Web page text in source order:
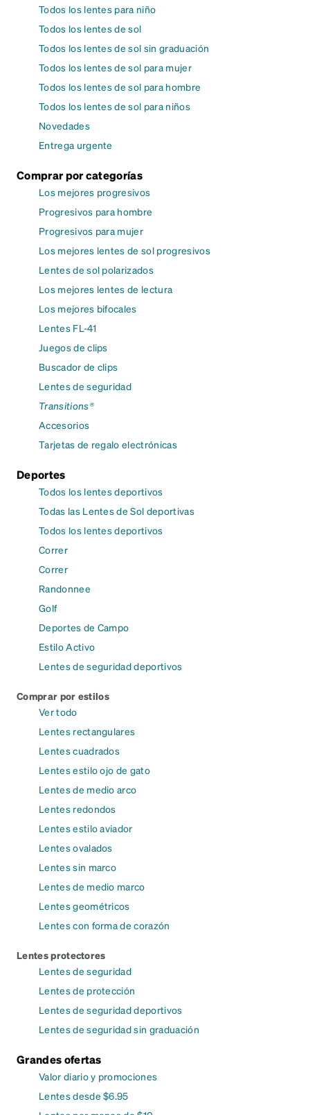
Todos los lentes para niño
Todos los lentes de sol
Todos los lentes de sol sin graduación
Todos los lentes de sol para mujer
Todos los lentes de sol para hombre
Todos los lentes de sol para niños
Novedades
Entrega urgente
Comprar por categorías
Los mejores progresivos
Progresivos para hombre
Progresivos para mujer
Los mejores lentes de sol progresivos
Lentes de sol polarizados
Los mejores lentes de lectura
Los mejores bifocales
Lentes FL-41
Juegos de clips
Buscador de clips
Lentes de seguridad
Transitions®
Accesorios
Tarjetas de regalo electrónicas
Deportes
Todos los lentes deportivos
Todas las Lentes de Sol deportivas
Todos los lentes deportivos
Correr
Correr
Randonnee
Golf
Deportes de Campo
Estilo Activo
Lentes de seguridad deportivos
Comprar por estilos
Ver todo
Lentes rectangulares
Lentes cuadrados
Lentes estilo ojo de gato
Lentes de medio arco
Lentes redondos
Lentes estilo aviador
Lentes ovalados
Lentes sin marco
Lentes de medio marco
Lentes geométricos
Lentes con forma de corazón
Lentes protectores
Lentes de seguridad
Lentes de protección
Lentes de seguridad deportivos
Lentes de seguridad sin graduación
Grandes ofertas
Valor diario y promociones
Lentes desde $6.95